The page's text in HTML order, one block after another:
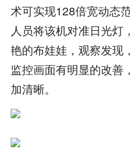
术可实现128倍宽动态
人员将该机对准日光
艳的布娃娃，观察发现
监控画面有明显的改善
加清晰。